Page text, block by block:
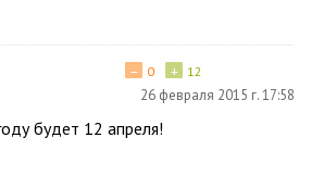
+ 12
− 0
26 февраля 2015 г. 17:58
будет 12 апреля!